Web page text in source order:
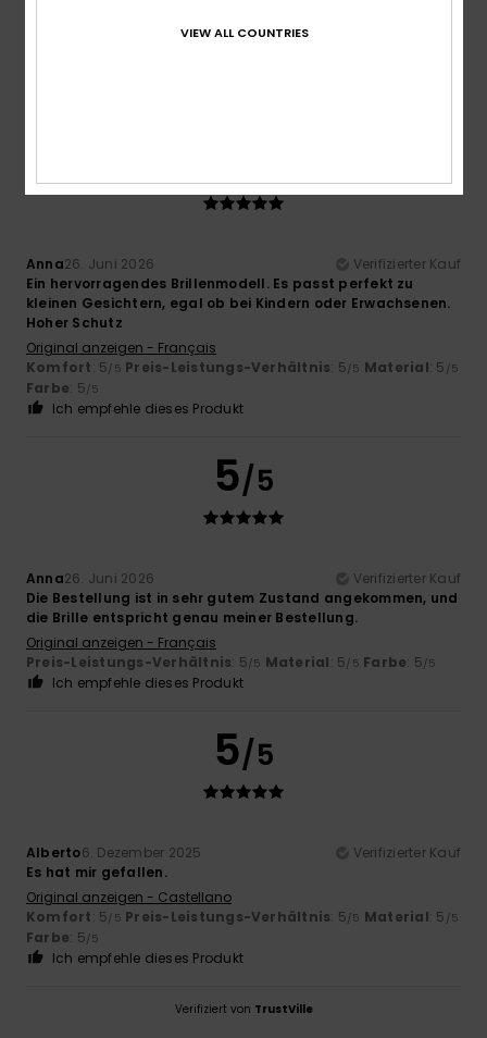
5.0
Anna26. Juni 2026
Verifizierter Kauf
Ein hervorragendes Brillenmodell. Es passt perfekt zu
kleinen Gesichtern, egal ob bei Kindern oder Erwachsenen.
Hoher Schutz
Original anzeigen - Français
Komfort: 5/5 Preis-Leistungs-Verhältnis: 5/5 Material: 5 /5
Farbe: 5/5
Ich empfehle dieses Produkt
5/5
Anna26. Juni 2026
Verifizierter Kauf
Die Bestellung ist in sehr gutem Zustand angekommen, und
die Brille entspricht genau meiner Bestellung.
Original anzeigen - Français
Preis-Leistungs-Verhältnis: 5/5 Material: 5/5 Farbe: 5/5
Ich empfehle dieses Produkt
5/5
Alberto6. Dezember 2025
Verifizierter Kauf
Es hat mir gefallen.
Original anzeigen - Castellano
Komfort: 5/5 Preis-Leistungs-Verhältnis: 5/5 Material: 5 /5
Farbe: 5/5
Ich empfehle dieses Produkt
Verifiziert von TrustVille
VIEW ALL COUNTRIES